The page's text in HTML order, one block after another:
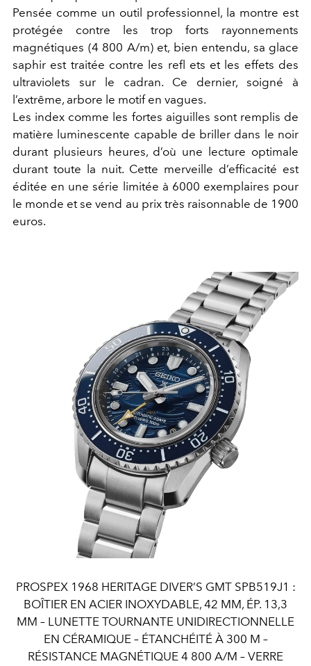
Pensée comme un outil professionnel, la montre est
protégée contre les trop forts rayonnements
magnétiques (4 800 A/m) et, bien entendu, sa glace
saphir est traitée contre les refl ets et les effets des
ultraviolets sur le cadran. Ce dernier, soigné à
l’extrême, arbore le motif en vagues.
Les index comme les fortes aiguilles sont remplis de
matière luminescente capable de briller dans le noir
durant plusieurs heures, d’où une lecture optimale
durant toute la nuit. Cette merveille d’efficacité est
éditée en une série limitée à 6000 exemplaires pour
le monde et se vend au prix très raisonnable de 1900
euros.
PROSPEX 1968 HERITAGE DIVER’S GMT SPB519J1 :
BOÎTIER EN ACIER INOXYDABLE, 42 MM, ÉP. 13,3
MM – LUNETTE TOURNANTE UNIDIRECTIONNELLE
EN CÉRAMIQUE – ÉTANCHÉITÉ À 300 M –
RÉSISTANCE MAGNÉTIQUE 4 800 A/M – VERRE